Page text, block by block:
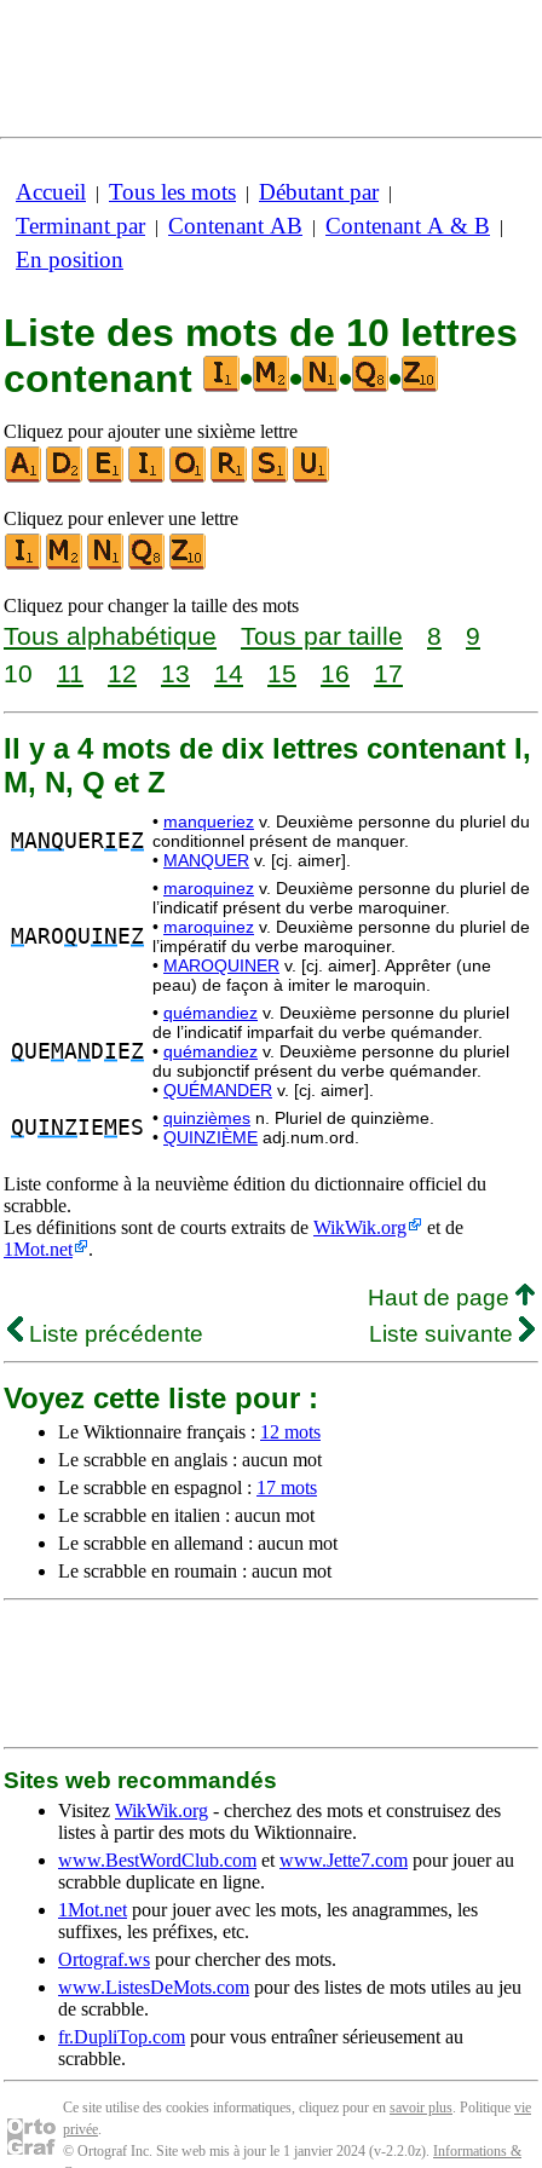
Accueil | Tous les mots | Débutant par|
Terminant par| Contenant AB | Contenant A & B |
En position
Liste des mots de 10 lettres
contenant
• • • •
Cliquez pour ajouter une sixième lettre
Cliquez pour enlever une lettre
Cliquez pour changer la taille des mots
Tous alphabétique Tous par taille 8
9
10
11 12 13 14 15 16 17
Il y a 4 mots de dix lettres contenant I,
M, N, Q et Z
MANQUERI EZ
• manqueriez v. Deuxième personne du pluriel du
conditionnel présent de manquer.
• MANQUER v. [cj. aimer].
MAROQUIN EZ
• maroquinez v. Deuxième personne du pluriel de
l’indicatif présent du verbe maroquiner.
• maroquinez v. Deuxième personne du pluriel de
l’impératif du verbe maroquiner.
• MAROQUINER v. [cj. aimer]. Apprêter (une
peau) de façon à imiter le maroquin.
QUEMAN DI EZ
• quémandiez v. Deuxième personne du pluriel
de l’indicatif imparfait du verbe quémander.
• quémandiez v. Deuxième personne du pluriel
du subjonctif présent du verbe quémander.
• QUÉMANDER v. [cj. aimer].
QUINZIEM ES • quinzièmes n. Pluriel de quinzième.
• QUINZIÈME adj.num.ord.
Liste conforme à la neuvième édition du dictionnaire officiel du
scrabble.
Les définitions sont de courts extraits de WikWik.org
et de
1Mot.net
.
Haut de page
Liste précédente
Liste suivante
Voyez cette liste pour :
Le Wiktionnaire français : 12 mots
Le scrabble en anglais : aucun mot
Le scrabble en espagnol : 17 mots
Le scrabble en italien : aucun mot
Le scrabble en allemand : aucun mot
Le scrabble en roumain : aucun mot
Sites web recommandés
Visitez WikWik.org - cherchez des mots et construisez des
listes à partir des mots du Wiktionnaire.
www.BestWordClub.com et www.Jette7.com pour jouer au
scrabble duplicate en ligne.
1Mot.net pour jouer avec les mots, les anagrammes, les
suffixes, les préfixes, etc.
Ortograf.ws pour chercher des mots.
www.ListesDeMots.com pour des listes de mots utiles au jeu
de scrabble.
fr.DupliTop.com pour vous entraîner sérieusement au
scrabble.
Ce site utilise des cookies informatiques, cliquez pour en savoir plus. Politique vie
privée.
© Ortograf Inc. Site web mis à jour le 1 janvier 2024 (v-2.2.0z). Informations &